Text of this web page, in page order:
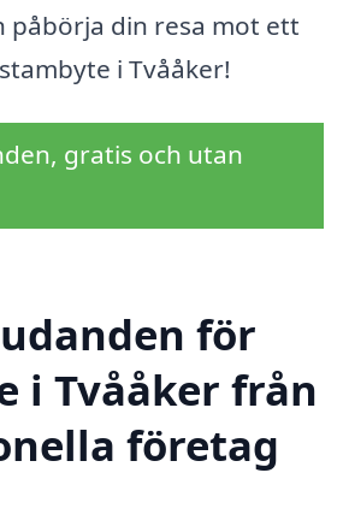
påbörja din resa mot ett
i Tvååker!
gratis och utan
för
i Tvååker från
företag